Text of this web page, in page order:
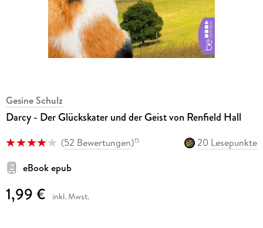
Gesine Schulz
Darcy - Der Glückskater und der Geist von Renfield Hall
(52 Bewertungen)15
20 Lesepunkte
eBook epub
1,99 € inkl. Mwst.